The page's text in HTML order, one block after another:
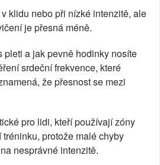
klidu nebo při nízké intenzitě, ale
je přesná méně.
pleti a jak pevně hodinky nosíte
srdeční frekvence, které
že přesnost se mezi
pro lidi, kteří používají zóny
protože malé chyby
nesprávné intenzitě.